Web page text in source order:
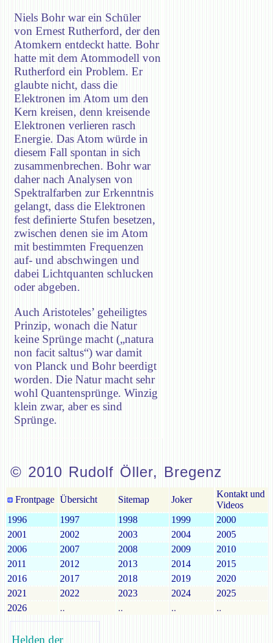
Niels Bohr war ein Schüler
von Ernest Rutherford, der den
Atomkern entdeckt hatte. Bohr
hatte mit dem Atommodell von
Rutherford ein Problem. Er
glaubte nicht, dass die
Elektronen im Atom um den
Kern kreisen, denn kreisende
Elektronen verlieren rasch
Energie. Das Atom würde in
diesem Fall spontan in sich
zusammenbrechen. Bohr war
daher nach Analysen von
Spektralfarben zur Erkenntnis
gelangt, dass die Elektronen
fest definierte Stufen besetzen,
zwischen denen sie im Atom
mit bestimmten Frequenzen
auf- und abschwingen und
dabei Lichtquanten schlucken
oder abgeben.
Auch Aristoteles’ geheiligtes
Prinzip, wonach die Natur
keine Sprünge macht („natura
non facit saltus“) war damit
von Planck und Bohr beerdigt
worden. Die Natur macht sehr
wohl Quantensprünge. Winzig
klein zwar, aber es sind
Sprünge.
© 2010 Rudolf Öller, Bregenz
Frontpage Übersicht Sitemap Joker
Kontakt und
Videos
1996
1997 1998 1999
2000
2001
2002 2003 2004
2005
2006
2007 2008 2009
2010
2011
2012 2013 2014
2015
2016
2017 2018 2019
2020
2021
2022 2023 2024
2025
2026
.. .. .. ..
Helden der